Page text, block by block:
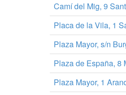
Camí del Mig, 9
Placa de la Vila, 1
Plaza Mayor, s/n
Plaza de España, 8
Plaza Mayor, 1